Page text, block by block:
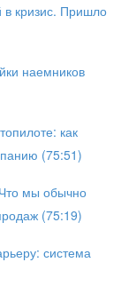
в кризис. Пришло
наемников
как
(75:51)
мы обычно
(75:19)
система